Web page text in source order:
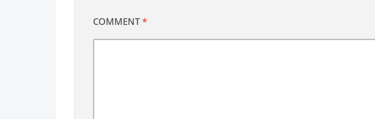
COMMENT*